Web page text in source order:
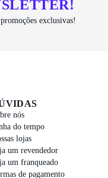
exclusivas!
nós
do tempo
lojas
um revendedor
um franqueado
de pagamento